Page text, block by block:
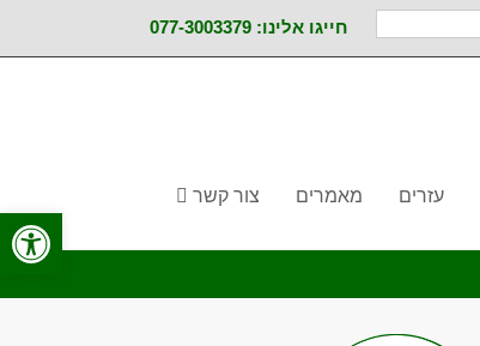
חייגו אלינו: 077-3003379
עזרים מאמרים צור קשר
פתח